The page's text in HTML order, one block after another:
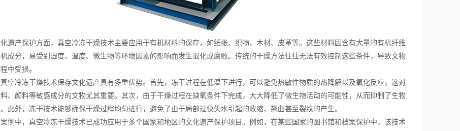
产保护方面，真空冷冻干燥技术主要应用于有机材料的保存，如纸张、织物、木材、皮革等。这些材料因含有大量的有机纤维
成分，易受到湿度、温度、微生物等环境因素的影响而发生退化或腐败。传统的干燥方法往往无法有效控制这些条件，导致文物
中受损。
冷冻干燥技术保存文化遗产具有多重优势。首先，冻干过程在低温下进行，可以避免热敏性物质的热降解以及氧化反应，这对
、颜料等敏感成分的文物尤其重要。其次，由于干燥过程在缺氧条件下完成，大大降低了微生物活动的可能性，从而抑制了生物
此外，冻干技术能够确保干燥过程均匀进行，避免了由于局部过快失水引起的收缩、翘曲甚至裂纹的产生。
中，真空冷冻干燥技术已成功应用于多个国家和地区的文化遗产保护项目。例如，在某些国家的图书馆和档案保护中，该技术